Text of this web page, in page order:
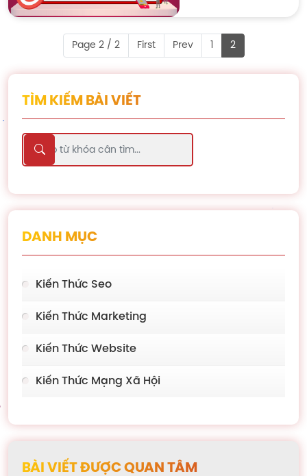
hưởng trực tiếp đến
chi phí, thời gian và
web vào hoạt động
là đủ. Tuy nhiên, để
Page 2 / 2 First Prev 1 2
TÌM KIẾM BÀI VIẾT
DANH MỤC
Kiến Thức Seo
Kiến Thức Marketing
Kiến Thức Website
Kiến Thức Mạng Xã Hội
BÀI VIẾT ĐƯỢC QUAN TÂM